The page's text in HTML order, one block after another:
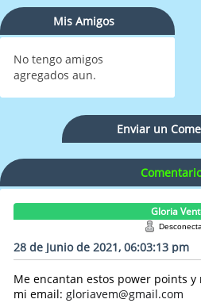
Mis Amigos
No tengo amigos
agregados aun.
Enviar un
Gloria
28 de Junio de 2021, 06:03:13 pm
Me encantan estos power points
mi email: gloriavem@gmail.com